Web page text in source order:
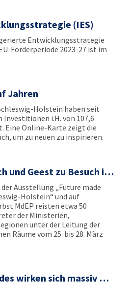
(IES)
Entwicklungsstrategie
Förderperiode 2023-27 ist im
Jahren
Holstein haben seit
Investitionen i.H. von 107,6
Eine Online-Karte zeigt die
um zu neuen zu inspirieren.
und Geest zu Besuch i…
Ausstellung „Future made
Holstein“ und auf
MdEP reisten etwa 50
der Ministerien,
unter der Leitung der
Räume vom 25. bis 28. März
wirken sich massiv …